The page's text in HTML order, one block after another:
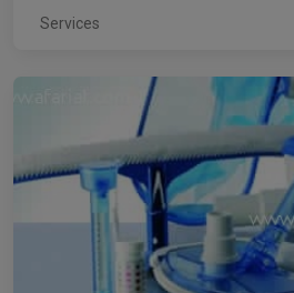
Services